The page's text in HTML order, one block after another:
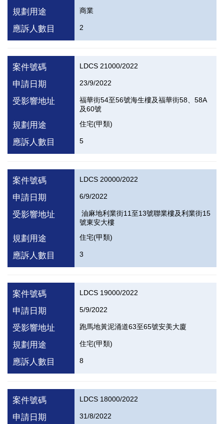
規劃用途 商業
應訴人數目 2
案件號碼 LDCS 21000/2022
申請日期 23/9/2022
受影響地址
福華街54至56號海生樓及福華街58、58A
及60號
規劃用途 住宅(甲類)
應訴人數目 5
案件號碼 LDCS 20000/2022
申請日期 6/9/2022
受影響地址
油麻地利業街11至13號聯業樓及利業街15
號東安大樓
規劃用途 住宅(甲類)
應訴人數目 3
案件號碼 LDCS 19000/2022
申請日期 5/9/2022
受影響地址 跑馬地黃泥涌道63至65號安美大廈
規劃用途 住宅(甲類)
應訴人數目 8
案件號碼 LDCS 18000/2022
申請日期 31/8/2022